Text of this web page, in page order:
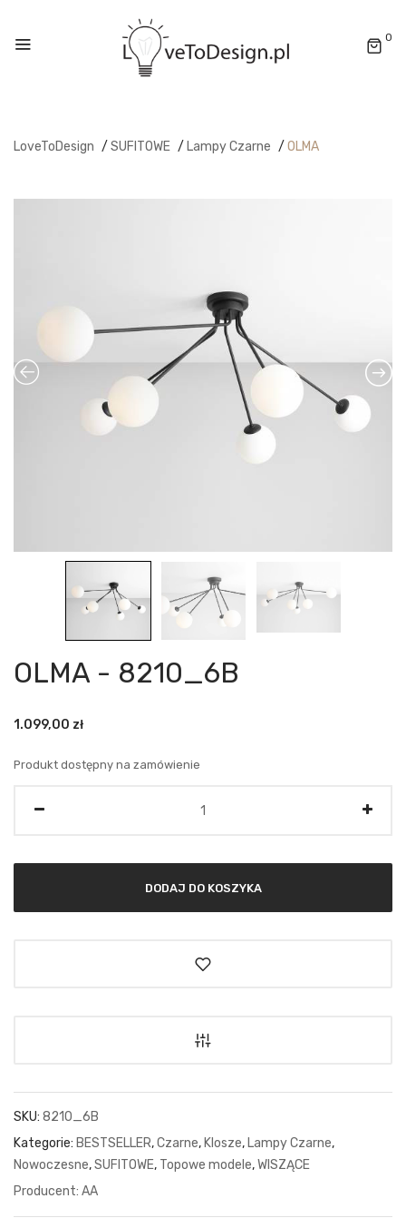
0
LoveToDesign / SUFITOWE / Lampy Czarne / OLMA
OLMA - 8210_6B
1.099,00 zł
Produkt dostępny na zamówienie
DODAJ DO KOSZYKA
SKU: 8210_6B
Kategorie: BESTSELLER,Czarne, Klosze, Lampy Czarne,
Nowoczesne,SUFITOWE, Topowe modele,WISZĄCE
AA